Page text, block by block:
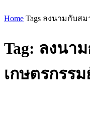
Home Tags ลงนามกับสม
Tag: ลงนา
เกษตรกรร